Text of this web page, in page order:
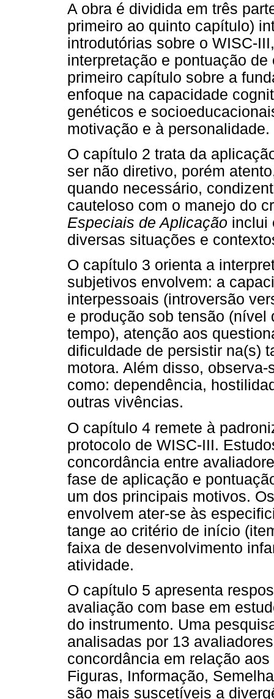
A obra é dividida em três
primeiro ao quinto capítulo)
introdutórias sobre o WISC-
interpretação e pontuação
primeiro capítulo sobre a
enfoque na capacidade
genéticos e
motivação e à personalidade.
O capítulo 2 trata da
ser não diretivo, porém
quando necessário,
cauteloso com o manejo do
Especiais de Aplicação inclui
diversas situações e
O capítulo 3 orienta a
subjetivos envolvem: a
interpessoais (introversão
e produção sob tensão
tempo), atenção aos
dificuldade de persistir na(s)
motora. Além disso,
como: dependência,
outras vivências.
O capítulo 4 remete à
protocolo de WISC-III.
concordância entre
fase de aplicação e
um dos principais motivos.
envolvem ater-se às
tange ao critério de início
faixa de desenvolvimento
atividade.
O capítulo 5 apresenta
avaliação com base em
do instrumento. Uma
analisadas por 13
concordância em relação
Figuras, Informação,
são mais suscetíveis a